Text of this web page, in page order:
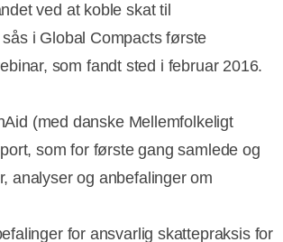
ved at koble skat til
i Global Compacts første
som fandt sted i februar 2016.
Annonce
(med danske Mellemfolkeligt
som for første gang samlede og
analyser og anbefalinger om
for ansvarlig skattepraksis for